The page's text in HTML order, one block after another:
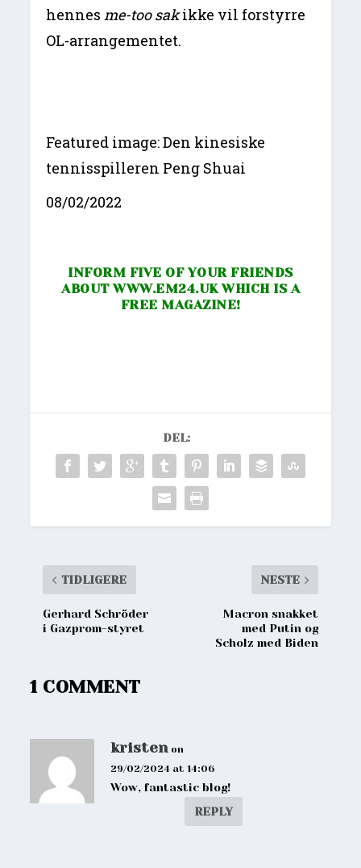
hennesme-too sakikke vil forstyrre
OL-arrangementet.
Featured image: Den kinesiske
tennisspilleren Peng Shuai
08/02/2022
INFORM FIVE OF YOUR FRIENDS
ABOUTWWW.EM24.UKWHICH IS A
FREE MAGAZINE!
DEL:
TIDLIGERE
Gerhard Schröder
i Gazprom-styret
NESTE
Macron snakket
med Putin og
Scholz med Biden
1 COMMENT
kristen on
29/02/2024 at 14:06
Wow, fantastic blog!
REPLY